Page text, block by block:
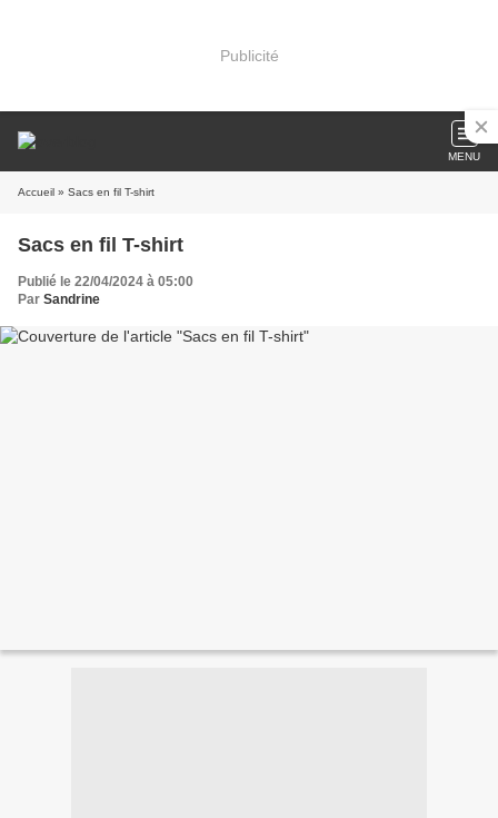
Publicité
MENU
Accueil » Sacs en fil T-shirt
Sacs en fil T-shirt
Publié le 22/04/2024 à 05:00
Par Sandrine